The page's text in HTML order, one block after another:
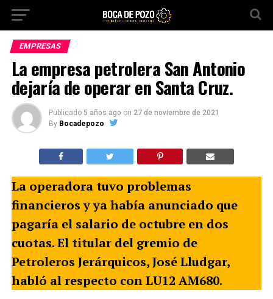
EMPRESAS
La empresa petrolera San Antonio
dejaría de operar en Santa Cruz.
Publicado 5 años ago on 27 de noviembre de 2021
By Bocadepozo
La operadora tuvo problemas
financieros y ya había anunciado que
pagaría el salario de octubre en dos
cuotas. El titular del gremio de
Petroleros Jerárquicos, José Lludgar,
habló al respecto con LU12 AM680.